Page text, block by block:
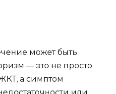
может быть
— это не просто
а симптом